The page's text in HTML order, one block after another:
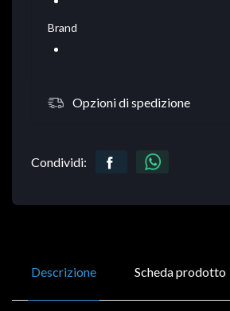
Brand
Opzioni di spedizione
Condividi:
Descrizione Scheda prodotto